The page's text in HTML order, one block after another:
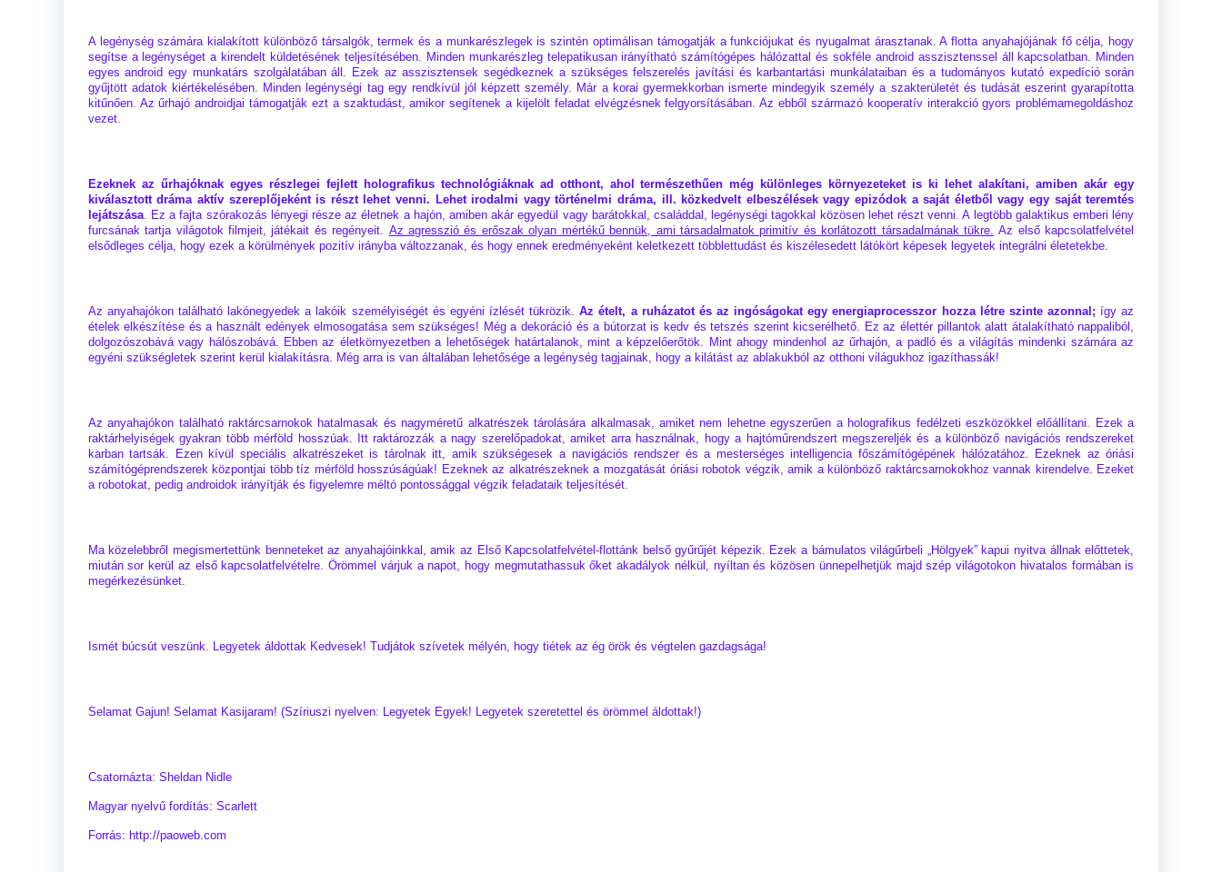
A legénység számára kialakított különböző társalgók, termek és a munkarészlegek is szintén optimálisan támogatják a funkciójukat és nyugalmat árasztanak. A flotta anyahajójának fő célja, hogy
segítse a legénységet a kirendelt küldetésének teljesítésében. Minden munkarészleg telepatikusan irányítható számítógépes hálózattal és sokféle android asszisztenssel áll kapcsolatban. Minden
egyes android egy munkatárs szolgálatában áll. Ezek az asszisztensek segédkeznek a szükséges felszerelés javítási és karbantartási munkálataiban és a tudományos kutató expedíció során
gyűjtött adatok kiértékelésében. Minden legénységi tag egy rendkívül jól képzett személy. Már a korai gyermekkorban ismerte mindegyik személy a szakterületét és tudását eszerint gyarapította
kitűnően. Az űrhajó androidjai támogatják ezt a szaktudást, amikor segítenek a kijelölt feladat elvégzésnek felgyorsításában. Az ebből származó kooperatív interakció gyors problémamegoldáshoz
vezet.
Ezeknek az űrhajóknak egyes részlegei fejlett holografikus technológiáknak ad otthont, ahol természethűen még különleges környezeteket is ki lehet alakítani, amiben akár egy
kiválasztott dráma aktív szereplőjeként is részt lehet venni. Lehet irodalmi vagy történelmi dráma, ill. közkedvelt elbeszélések vagy epizódok a saját életből vagy egy saját teremtés
lejátszása. Ez a fajta szórakozás lényegi része az életnek a hajón, amiben akár egyedül vagy barátokkal, családdal, legénységi tagokkal közösen lehet részt venni. A legtöbb galaktikus emberi lény
furcsának tartja világotok filmjeit, játékait és regényeit. Az agresszió és erőszak olyan mértékű bennük, ami társadalmatok primitív és korlátozott társadalmának tükre. Az első kapcsolatfelvétel
elsődleges célja, hogy ezek a körülmények pozitív irányba változzanak, és hogy ennek eredményeként keletkezett többlettudást és kiszélesedett látókört képesek legyetek integrálni életetekbe.
Az anyahajókon található lakónegyedek a lakóik személyiségét és egyéni ízlését tükrözik. Az ételt, a ruházatot és az ingóságokat egy energiaprocesszor hozza létre szinte azonnal; így az
ételek elkészítése és a használt edények elmosogatása sem szükséges! Még a dekoráció és a bútorzat is kedv és tetszés szerint kicserélhető. Ez az élettér pillantok alatt átalakítható nappaliból,
dolgozószobává vagy hálószobává. Ebben az életkörnyezetben a lehetőségek határtalanok, mint a képzelőerőtök. Mint ahogy mindenhol az űrhajón, a padló és a világítás mindenki számára az
egyéni szükségletek szerint kerül kialakításra. Még arra is van általában lehetősége a legénység tagjainak, hogy a kilátást az ablakukból az otthoni világukhoz igazíthassák!
Az anyahajókon található raktárcsarnokok hatalmasak és nagyméretű alkatrészek tárolására alkalmasak, amiket nem lehetne egyszerűen a holografikus fedélzeti eszközökkel előállítani. Ezek a
raktárhelyiségek gyakran több mérföld hosszúak. Itt raktározzák a nagy szerelőpadokat, amiket arra használnak, hogy a hajtóműrendszert megszereljék és a különböző navigációs rendszereket
karban tartsák. Ezen kívül speciális alkatrészeket is tárolnak itt, amik szükségesek a navigációs rendszer és a mesterséges intelligencia főszámítógépének hálózatához. Ezeknek az óriási
számítógéprendszerek központjai több tíz mérföld hosszúságúak! Ezeknek az alkatrészeknek a mozgatását óriási robotok végzik, amik a különböző raktárcsarnokokhoz vannak kirendelve. Ezeket
a robotokat, pedig androidok irányítják és figyelemre méltó pontossággal végzik feladataik teljesítését.
Ma közelebbről megismertettünk benneteket az anyahajóinkkal, amik az Első Kapcsolatfelvétel-flottánk belső gyűrűjét képezik. Ezek a bámulatos világűrbeli „Hölgyek” kapui nyitva állnak előttetek,
miután sor kerül az első kapcsolatfelvételre. Örömmel várjuk a napot, hogy megmutathassuk őket akadályok nélkül, nyíltan és közösen ünnepelhetjük majd szép világotokon hivatalos formában is
megérkezésünket.
Ismét búcsút veszünk. Legyetek áldottak Kedvesek! Tudjátok szívetek mélyén, hogy tiétek az ég örök és végtelen gazdagsága!
Selamat Gajun! Selamat Kasijaram! (Szíriuszi nyelven: Legyetek Egyek! Legyetek szeretettel és örömmel áldottak!)
Csatornázta: Sheldan Nidle
Magyar nyelvű fordítás: Scarlett
Forrás: http://paoweb.com